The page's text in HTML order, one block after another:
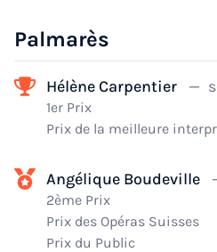
Palmarès
Hélène Carpentier —
1er Prix
Prix de la meilleure
Angélique Boudeville
2ème Prix
Prix des Opéras Suisses
Prix du Public